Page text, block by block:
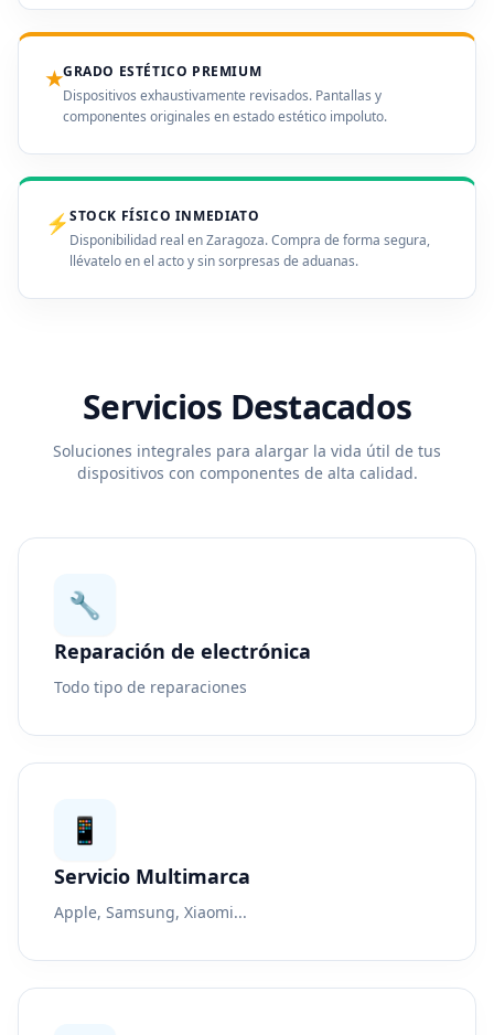
★GRADO ESTÉTICO PREMIUM
Dispositivos exhaustivamente revisados. Pantallas y
componentes originales en estado estético impoluto.
⚡STOCK FÍSICO INMEDIATO
Disponibilidad real en Zaragoza. Compra de forma segura,
llévatelo en el acto y sin sorpresas de aduanas.
Servicios Destacados
Soluciones integrales para alargar la vida útil de tus
dispositivos con componentes de alta calidad.
🔧
Reparación de electrónica
Todo tipo de reparaciones
📱
Servicio Multimarca
Apple, Samsung, Xiaomi...